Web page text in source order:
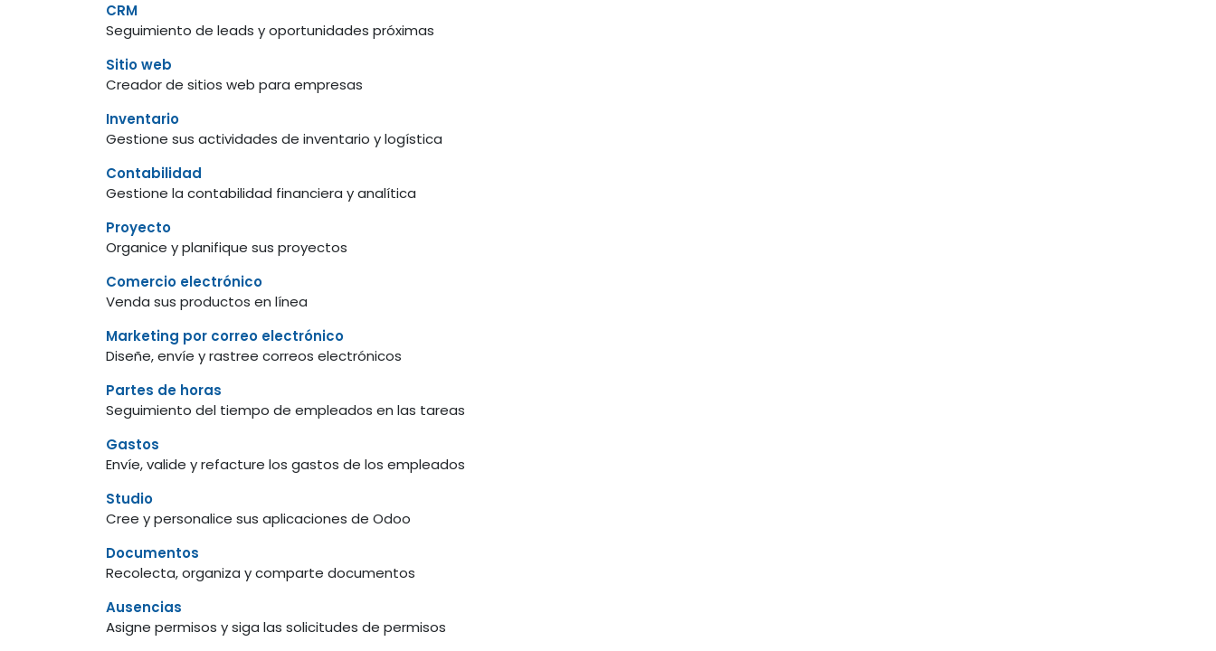
CRM
Seguimiento de leads y oportunidades próximas
Sitio web
Creador de sitios web para empresas
Inventario
Gestione sus actividades de inventario y logística
Contabilidad
Gestione la contabilidad financiera y analítica
Proyecto
Organice y planifique sus proyectos
Comercio electrónico
Venda sus productos en línea
Marketing por correo electrónico
Diseñe, envíe y rastree correos electrónicos
Partes de horas
Seguimiento del tiempo de empleados en las tareas
Gastos
Envíe, valide y refacture los gastos de los empleados
Studio
Cree y personalice sus aplicaciones de Odoo
Documentos
Recolecta, organiza y comparte documentos
Ausencias
Asigne permisos y siga las solicitudes de permisos